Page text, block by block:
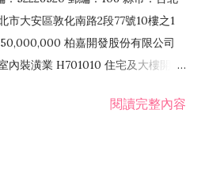
市大安區敦化南路2段77號10樓之1
柏嘉開發股份有限公司
內裝潢業 H701010 住宅及大樓開發
H703100 不動產租賃業 I503010
閱讀完整內容